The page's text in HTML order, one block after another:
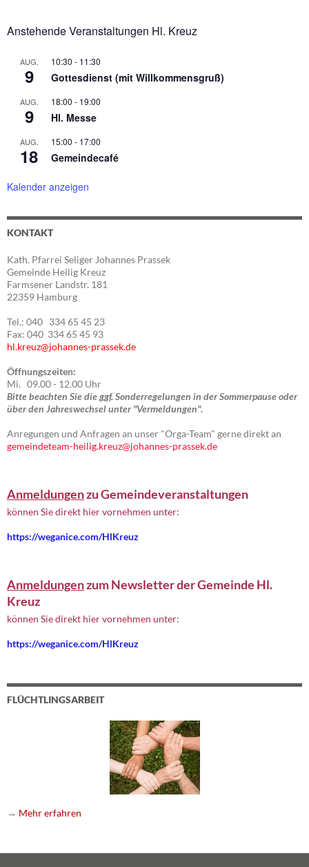
Anstehende Veranstaltungen Hl. Kreuz
AUG.
9
10:30 - 11:30
Gottesdienst (mit Willkommensgruß)
AUG.
9
18:00 - 19:00
Hl. Messe
AUG.
18
15:00 - 17:00
Gemeindecafé
Kalender anzeigen
KONTAKT
Kath. Pfarrei Seliger Johannes Prassek
Gemeinde Heilig Kreuz
Farmsener Landstr. 181
22359 Hamburg
Tel.: 040 334 65 45 23
Fax: 040 334 65 45 93
hl.kreuz@johannes-prassek.de
Öffnungszeiten:
Mi. 09.00 - 12.00 Uhr
Bitte beachten Sie die ggf. Sonderregelungen in der Sommerpause oder
über den Jahreswechsel unter "Vermeldungen".
Anregungen und Anfragen an unser "Orga-Team" gerne direkt an
gemeindeteam-heilig.kreuz@johannes-prassek.de
Anmeldungenzu Gemeindeveranstaltungen
können Sie direkt hier vornehmen unter:
https://weganice.com/HlKreuz
Anmeldungenzum Newsletter der Gemeinde Hl.
Kreuz
können Sie direkt hier vornehmen unter:
https://weganice.com/HlKreuz
FLÜCHTLINGSARBEIT
→ Mehr erfahren